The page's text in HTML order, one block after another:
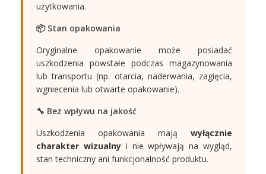
użytkowania.
📦 Stan opakowania
Oryginalne opakowanie może posiadać
uszkodzenia powstałe podczas magazynowania
lub transportu (np. otarcia, naderwania, zagięcia,
wgniecenia lub otwarte opakowanie).
🔧 Bez wpływu na jakość
Uszkodzenia opakowania mają wyłącznie
charakter wizualnyi nie wpływają na wygląd,
stan techniczny ani funkcjonalność produktu.